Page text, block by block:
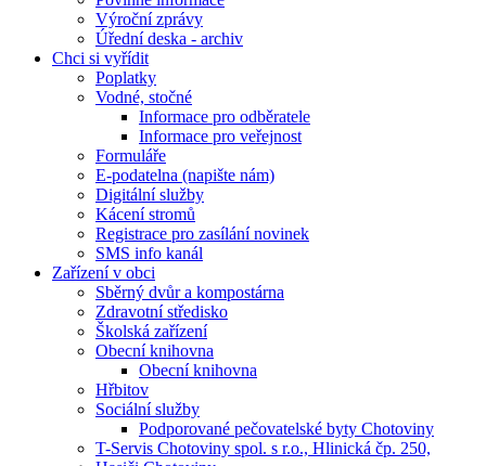
Výroční zprávy
Úřední deska - archiv
Chci si vyřídit
Poplatky
Vodné, stočné
Informace pro odběratele
Informace pro veřejnost
Formuláře
E-podatelna (napište nám)
Digitální služby
Kácení stromů
Registrace pro zasílání novinek
SMS info kanál
Zařízení v obci
Sběrný dvůr a kompostárna
Zdravotní středisko
Školská zařízení
Obecní knihovna
Obecní knihovna
Hřbitov
Sociální služby
Podporované pečovatelské byty Chotoviny
T-Servis Chotoviny spol. s r.o., Hlinická čp. 250,